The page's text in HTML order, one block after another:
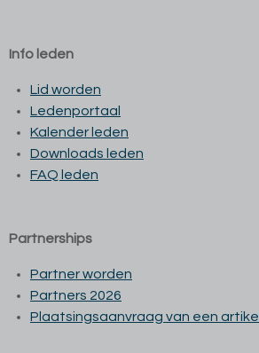
Info leden
Lid worden
Ledenportaal
Kalender leden
Downloads leden
FAQ leden
Partnerships
Partner worden
Partners 2026
Plaatsingsaanvraag van een artikel